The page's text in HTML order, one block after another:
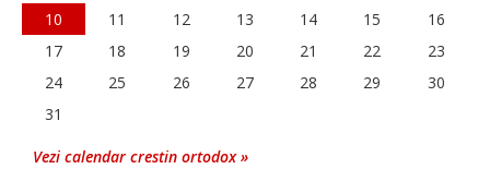
10
11 12 13 14 15
16
17
18 19 20 21 22
23
24
25 26 27 28 29
30
31
Vezi calendar crestin ortodox »